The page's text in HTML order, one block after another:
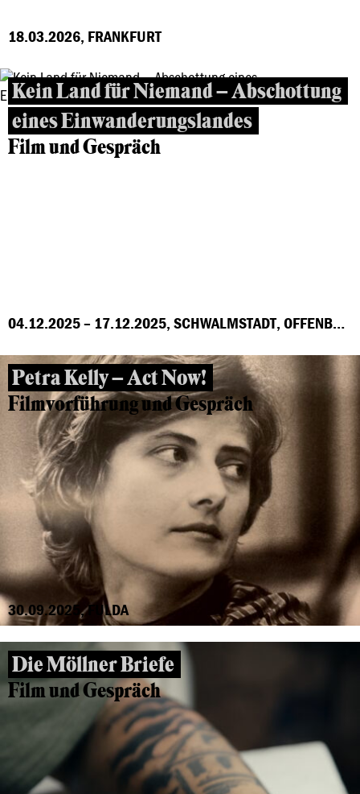
18.03.2026, FRANKFURT
Kein Land für Niemand – Abschottung
eines Einwanderungslandes
Film und Gespräch
04.12.2025 – 17.12.2025, SCHWALMSTADT, OFFENBACH, MARBURG, FRANKFURT, GROSS-GERAU, HÖCHST
Petra Kelly – Act Now!
Filmvorführung und Gespräch
30.09.2025, FULDA
Die Möllner Briefe
Film und Gespräch